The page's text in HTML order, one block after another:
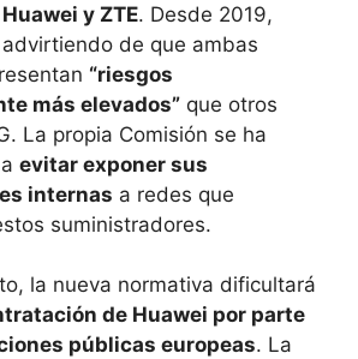
Huawei y ZTE. Desde 2019,
de que ambas
“riesgos
más elevados” que otros
La propia Comisión se ha
evitar exponer sus
internas a redes que
suministradores.
la nueva normativa dificultará
de Huawei por parte
públicas europeas. La